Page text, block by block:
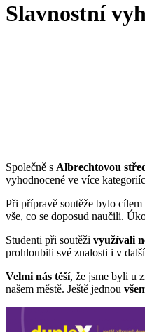
Slavnostní
Společně s Albrechtovou
vyhodnocené ve více
Při přípravě soutěže bylo
vše, co se doposud naučili.
Studenti při soutěži využívali
prohloubili své znalosti i v
Velmi nás těší, že jsme byli u
našem městě. Ještě jednou